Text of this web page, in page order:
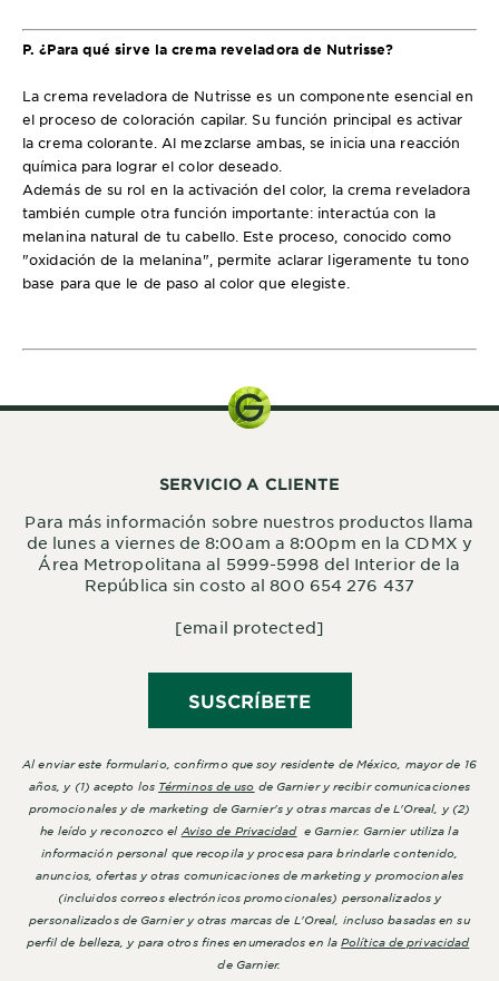
P. ¿Para qué sirve la crema reveladora de Nutrisse?
La crema reveladora de Nutrisse es un componente esencial en
el proceso de coloración capilar. Su función principal es activar
la crema colorante. Al mezclarse ambas, se inicia una reacción
química para lograr el color deseado.
Además de su rol en la activación del color, la crema reveladora
también cumple otra función importante: interactúa con la
melanina natural de tu cabello. Este proceso, conocido como
"oxidación de la melanina", permite aclarar ligeramente tu tono
base para que le de paso al color que elegiste.
SERVICIO A CLIENTE
Para más información sobre nuestros productos llama
de lunes a viernes de 8:00am a 8:00pm en la CDMX y
Área Metropolitana al 5999-5998 del Interior de la
República sin costo al 800 654 276 437
[email protected]
SUSCRÍBETE
Al enviar este formulario, confirmo que soy residente de México, mayor de 16
años, y (1) acepto los Términos de uso de Garnier y recibir comunicaciones
promocionales y de marketing de Garnier's y otras marcas de L'Oreal, y (2)
he leído y reconozco el Aviso de Privacidade Garnier. Garnier utiliza la
información personal que recopila y procesa para brindarle contenido,
anuncios, ofertas y otras comunicaciones de marketing y promocionales
(incluidos correos electrónicos promocionales) personalizados y
personalizados de Garnier y otras marcas de L'Oreal, incluso basadas en su
perfil de belleza, y para otros fines enumerados en laPolítica de privacidad
de Garnier.